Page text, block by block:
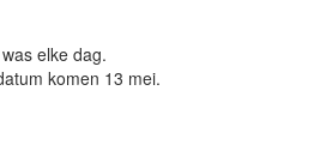
elke dag.
komen 13 mei.